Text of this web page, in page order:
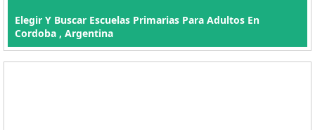
Elegir Y Buscar Escuelas Primarias Para Adultos En
Cordoba , Argentina